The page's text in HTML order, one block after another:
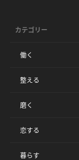
カテゴリー
働く
整える
磨く
恋する
暮らす